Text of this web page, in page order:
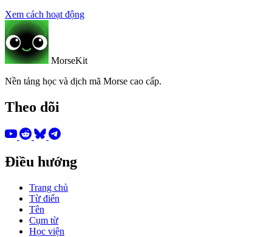
Xem cách hoạt động
MorseKit
Nền tảng học và dịch mã Morse cao cấp.
Theo dõi
Điều hướng
Trang chủ
Từ điển
Tên
Cụm từ
Học viện